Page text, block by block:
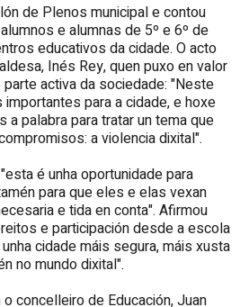
de Plenos municipal e contou
e alumnas de 5º e 6º de
educativos da cidade. O acto
Inés Rey, quen puxo en valor
activa da sociedade: "Neste
para a cidade, e hoxe
palabra para tratar un tema que
a violencia dixital".
é unha oportunidade para
para que eles e elas vexan
e tida en conta". Afirmou
e participación desde a escola
cidade máis segura, máis xusta
no mundo dixital".
concelleiro de Educación, Juan